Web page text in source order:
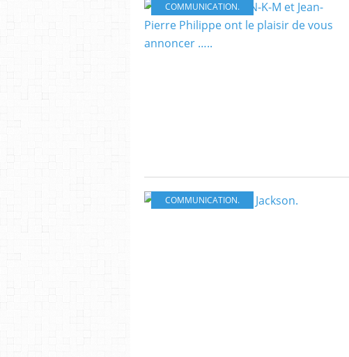
COMMUNICATION.
COMMUNICATION.